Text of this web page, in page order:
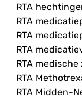
RTA
RTA
RTA
RTA
RTA
RTA
RTA Midden-